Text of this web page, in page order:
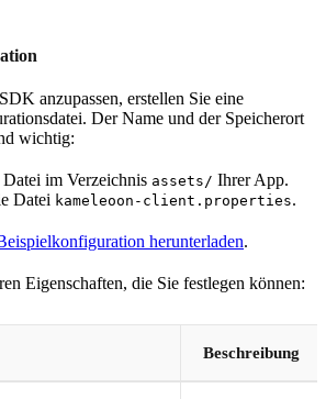
anzupassen, erstellen Sie eine
Der Name und der Speicherort
wichtig:
im Verzeichnis assets/ Ihrer App.
Datei kameleoon-client.properties.
herunterladen.
Eigenschaften, die Sie festlegen können:
Beschreibung